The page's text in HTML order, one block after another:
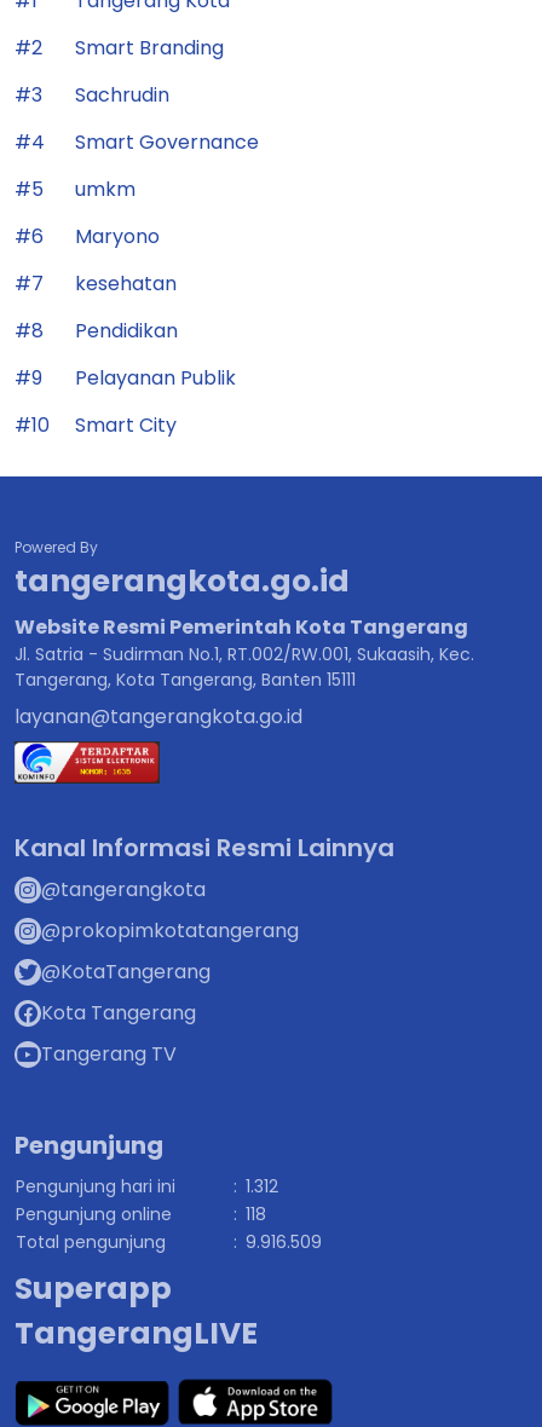
#2
Smart Branding
#3
Sachrudin
#4
Smart Governance
#5
umkm
#6
Maryono
#7
kesehatan
#8
Pendidikan
#9
Pelayanan Publik
#10
Smart City
Powered By
tangerangkota.go.id
Website Resmi Pemerintah Kota Tangerang
Jl. Satria - Sudirman No.1, RT.002/RW.001, Sukaasih, Kec.
Tangerang, Kota Tangerang, Banten 15111
layanan@tangerangkota.go.id
Kanal Informasi Resmi Lainnya
@tangerangkota
@prokopimkotatangerang
@KotaTangerang
Kota Tangerang
Tangerang TV
Pengunjung
Pengunjung hari ini : 1.312
Pengunjung online
: 118
Total pengunjung
: 9.916.509
Superapp
TangerangLIVE